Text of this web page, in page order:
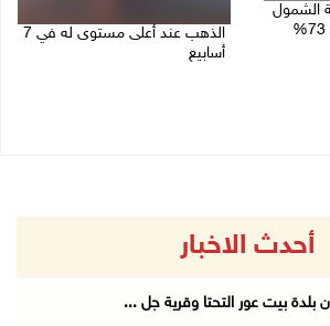
الشمول
المالي في فلسطين إلى 73%
الذهب عند أعلى مستوى له في 7
أسابيع
أحدث الاخبار
بيت عور التحتا وقرية جل ...